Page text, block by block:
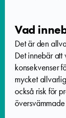
Vad
Det är den
Det innebär
konsekvenser
mycket
också risk för